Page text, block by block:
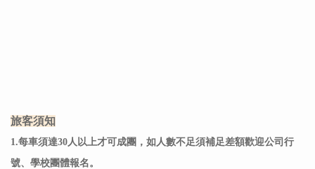
旅客須知
1.每車須達30人以上才可成團，如人數不足須補足差額歡迎公司行
號、學校團體報名。